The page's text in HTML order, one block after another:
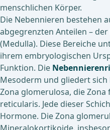
menschlichen Körper.
Die Nebennieren bestehen
abgegrenzten Anteilen –
(Medulla). Diese Bereiche
ihrem embryologischen
Funktion. Die
Mesoderm und gliedert
Zona glomerulosa, die Zona
reticularis. Jede dieser
Hormone. Die Zona